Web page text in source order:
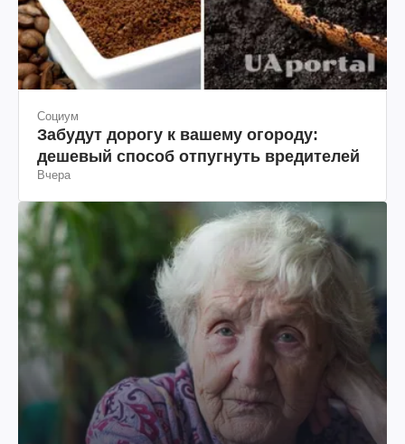
Социум
Забудут дорогу к вашему огороду:
дешевый способ отпугнуть вредителей
Вчера